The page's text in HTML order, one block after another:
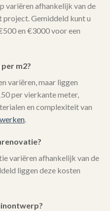
variëren afhankelijk van de
Gemiddeld kunt u
en €3000 voor een
m2?
variëren, maar liggen
per vierkante meter,
en complexiteit van
variëren afhankelijk van de
liggen deze kosten